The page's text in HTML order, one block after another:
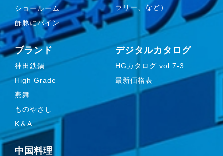
ショールーム
酢豚にパイン
ラリー、など）
ブランド
神田鉄鍋
High Grade
燕舞
ものやさし
K＆A
デジタルカタログ
HGカタログ vol.7-3
最新価格表
中国料理